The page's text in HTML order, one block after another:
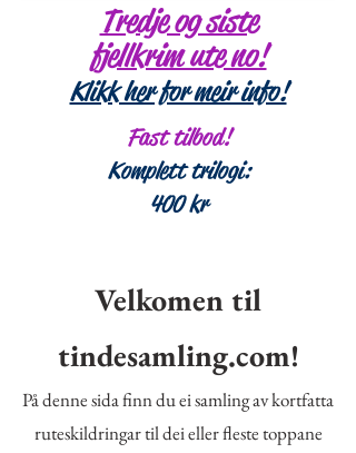
Tredje og siste
fjellkrim ute no!
Klikk her for meir info!
Fast tilbod!
Komplett trilogi:
400 kr
Velkomen til
tindesamling.com!
På denne sida finn du ei samling av kortfatta
ruteskildringar til dei eller fleste toppane